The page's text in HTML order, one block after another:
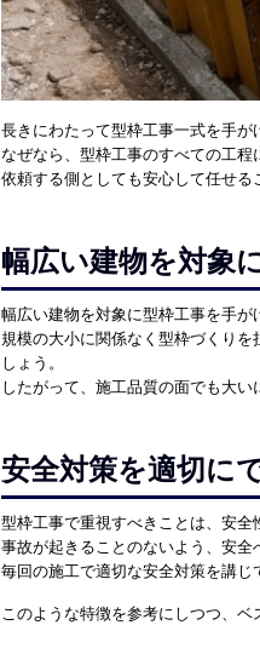
長きにわたって型枠工事一式を手が
なぜなら、型枠工事のすべての工程
依頼する側としても安心して任せる
幅広い建物を対象
幅広い建物を対象に型枠工事を手が
規模の大小に関係なく型枠づくり
しょう。
したがって、施工品質の面でも大い
安全対策を適切に
型枠工事で重視すべきことは、安全
事故が起きることのないよう、安全
毎回の施工で適切な安全対策を講じ
このような特徴を参考にしつつ、